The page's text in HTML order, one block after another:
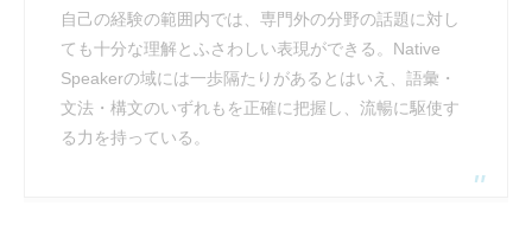
自己の経験の範囲内では、専門外の分野の話題に対し
ても十分な理解とふさわしい表現ができる。Native
Speakerの域には一歩隔たりがあるとはいえ、語彙・
文法・構文のいずれもを正確に把握し、流暢に駆使す
る力を持っている。